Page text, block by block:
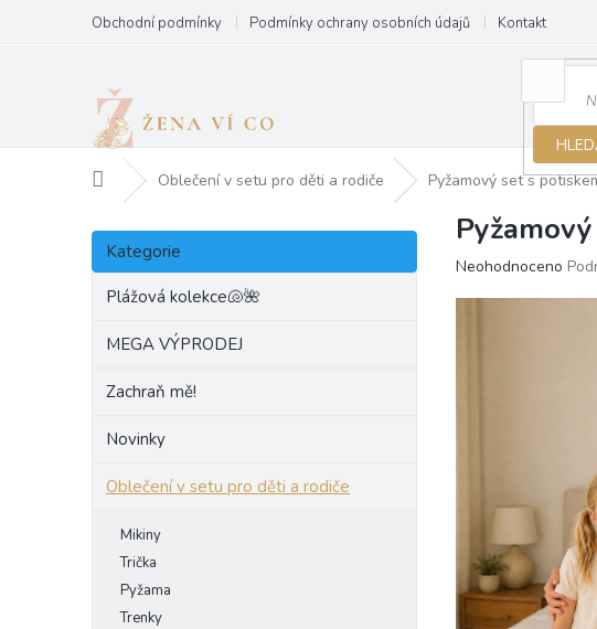
obsah
Obchodní podmínky Podmínky ochrany osobních údajů Kontakt
Domů Oblečení v setu pro děti a rodiče Pyžamový set s
P
s
Přeskočit
kategorie
Kategorie
Plážová kolekce🐚🌺
MEGA VÝPRODEJ
Zachraň mě!
Novinky
Oblečení v setu pro děti a rodiče
Mikiny
Trička
Pyžama
Trenky
Průměrné
Neohodnoceno